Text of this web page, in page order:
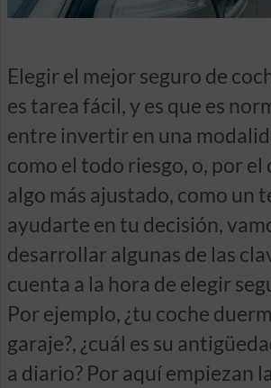
Elegir el mejor seguro de
es tarea fácil, y es que es
entre invertir en una
como el todo riesgo, o, por
algo más ajustado, como un
ayudarte en tu decisión,
desarrollar algunas de las
cuenta a la hora de elegir
Por ejemplo, ¿tu coche
garaje?, ¿cuál es su
a diario? Por aquí empiezan